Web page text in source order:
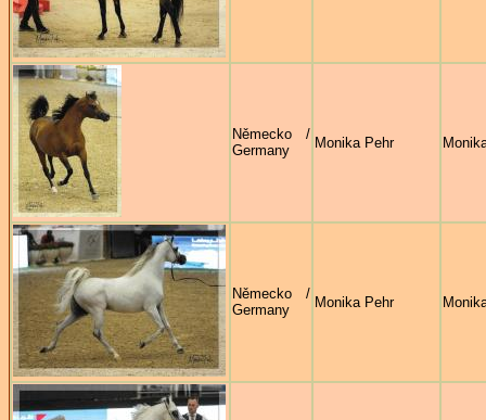
Německo /
Germany
Monika Pehr
Německo /
Germany
Monika Pehr